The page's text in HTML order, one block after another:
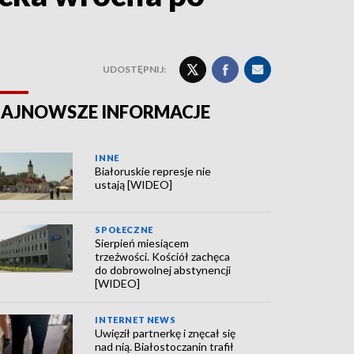
UDOSTĘPNIJ:
INFORMACJE
INNE
Białoruskie represje nie
ustają [WIDEO]
SPOŁECZNE
Sierpień miesiącem
trzeźwości. Kościół zachęca
do dobrowolnej abstynencji
[WIDEO]
INTERNET NEWS
Uwięził partnerkę i znęcał się
nad nią. Białostoczanin trafił